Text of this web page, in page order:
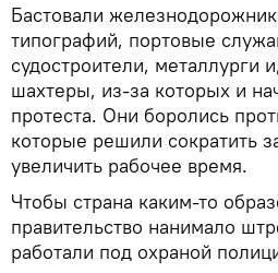
Бастовали
типографий, портовые
судостроители, металлурги
шахтеры, из-за которых и
протеста. Они боролись
которые решили сократить
увеличить рабочее время.
Чтобы страна каким-то
правительство нанимало
работали под охраной